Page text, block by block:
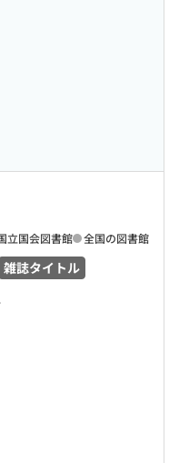
雑誌タイトル
立国会図書館 全国の図書館